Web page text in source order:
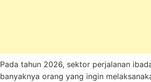
Pada tahun 2026, sektor perjalanan
banyaknya orang yang ingin